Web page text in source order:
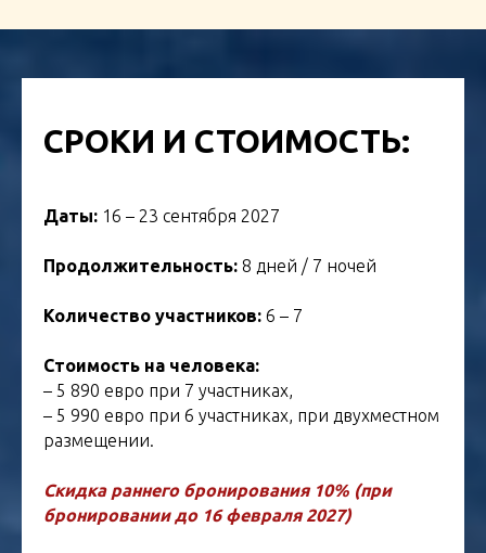
СРОКИ И СТОИМОСТЬ:
Даты: 16 – 23 сентября 2027
Продолжительность: 8 дней / 7 ночей
Количество участников: 6 – 7
Стоимость на человека:
– 5 890 евро при 7 участниках,
– 5 990 евро при 6 участниках, при двухместном
размещении.
Скидка раннего бронирования 10% (при
бронировании до 16 февраля 2027)